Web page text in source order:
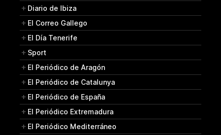
Diario de Ibiza
El Correo Gallego
El Día Tenerife
Sport
El Periódico de Aragón
El Periódico de Catalunya
El Periódico de España
El Periódico Extremadura
El Periódico Mediterráneo